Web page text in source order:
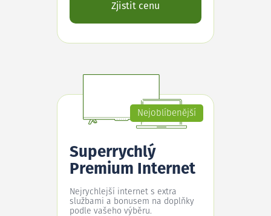
Zjistit cenu
Nejoblíbenější
Superrychlý
Premium Internet
Nejrychlejší internet s extra
službami a bonusem na doplňky
podle vašeho výběru.